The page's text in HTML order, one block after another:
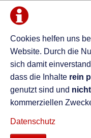
Cookies helfen uns
Website. Durch die
sich damit
dass die Inhalte rein
genutzt sind und nicht
kommerziellen
Datenschutz